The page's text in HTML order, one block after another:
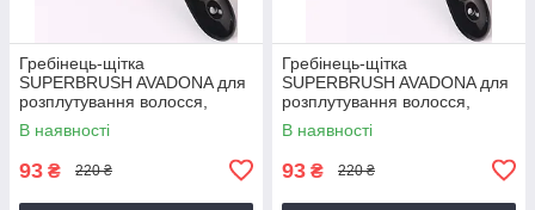
Гребінець-щітка
SUPERBRUSH AVADONA для
розплутування волосся,
помаранчева
В наявності
93 ₴ 220 ₴
Гребінець-щітка
SUPERBRUSH AVADONA для
розплутування волосся,
рожева
В наявності
93 ₴ 220 ₴